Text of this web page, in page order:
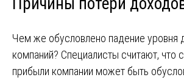
Чем же обусловлено падение уровня
компаний? Специалисты считают, что
прибыли компании может быть